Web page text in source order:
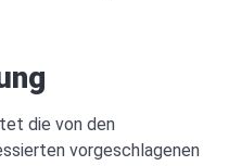
die von den
vorgeschlagenen